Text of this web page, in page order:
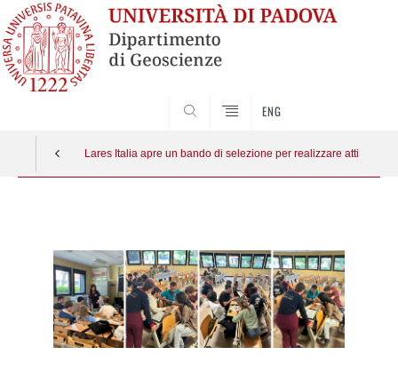
ENG
Lares Italia apre un bando di selezione per realizzare attività di